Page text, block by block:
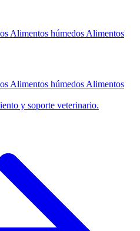
Alimentos húmedos Alimentos
Alimentos húmedos Alimentos
y soporte veterinario.